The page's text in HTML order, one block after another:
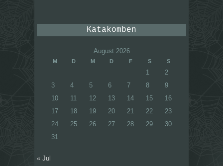
Katakomben
August 2026
M D M D F S S
1
2
3
4 5 6 7 8
9
10
11 12 13 14 15
16
17
18 19 20 21 22
23
24
25 26 27 28 29
30
31
« Jul